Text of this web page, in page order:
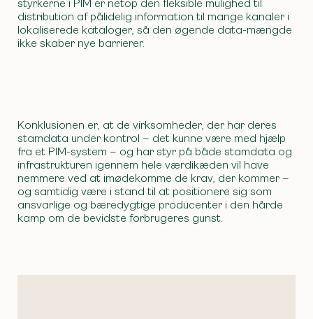
styrkerne i PIM er netop den fleksible mulighed til
distribution af pålidelig information til mange kanaler i
lokaliserede kataloger, så den øgende data-mængde
ikke skaber nye barrierer.
Konklusionen er, at de virksomheder, der har deres
stamdata under kontrol – det kunne være med hjælp
fra et PIM-system – og har styr på både stamdata og
infrastrukturen igennem hele værdikæden vil have
nemmere ved at imødekomme de krav, der kommer –
og samtidig være i stand til at positionere sig som
ansvarlige og bæredygtige producenter i den hårde
kamp om de bevidste forbrugeres gunst.